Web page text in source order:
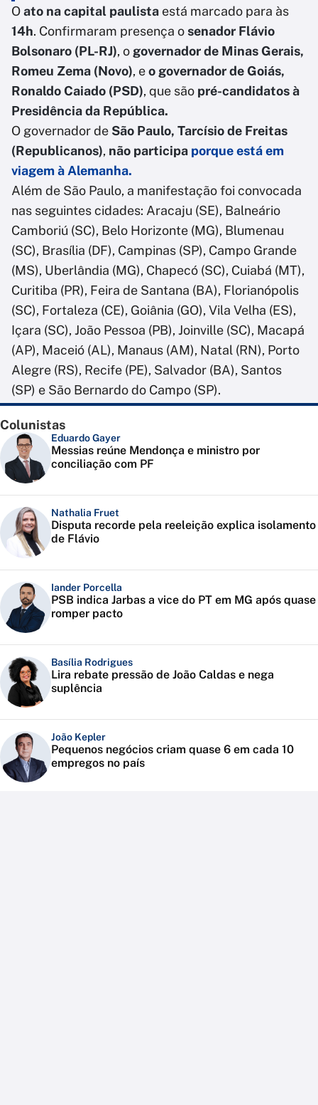
Oato na capital paulista está marcado para às
14h. Confirmaram presença osenador Flávio
Bolsonaro (PL-RJ), o governador de Minas Gerais,
Romeu Zema (Novo), eo governador de Goiás,
Ronaldo Caiado (PSD), que são pré-candidatos à
Presidência da República.
O governador de São Paulo, Tarcísio de Freitas
(Republicanos), não participa porque está em
viagem à Alemanha.
Além de São Paulo, a manifestação foi convocada
nas seguintes cidades: Aracaju (SE), Balneário
Camboriú (SC), Belo Horizonte (MG), Blumenau
(SC), Brasília (DF), Campinas (SP), Campo Grande
(MS), Uberlândia (MG), Chapecó (SC), Cuiabá (MT),
Curitiba (PR), Feira de Santana (BA), Florianópolis
(SC), Fortaleza (CE), Goiânia (GO), Vila Velha (ES),
Içara (SC), João Pessoa (PB), Joinville (SC), Macapá
(AP), Maceió (AL), Manaus (AM), Natal (RN), Porto
Alegre (RS), Recife (PE), Salvador (BA), Santos
(SP) e São Bernardo do Campo (SP).
Colunistas
Eduardo Gayer
Messias reúne Mendonça e ministro por
conciliação com PF
Nathalia Fruet
Disputa recorde pela reeleição explica isolamento
de Flávio
Iander Porcella
PSB indica Jarbas a vice do PT em MG após quase
romper pacto
Basília Rodrigues
Lira rebate pressão de João Caldas e nega
suplência
João Kepler
Pequenos negócios criam quase 6 em cada 10
empregos no país